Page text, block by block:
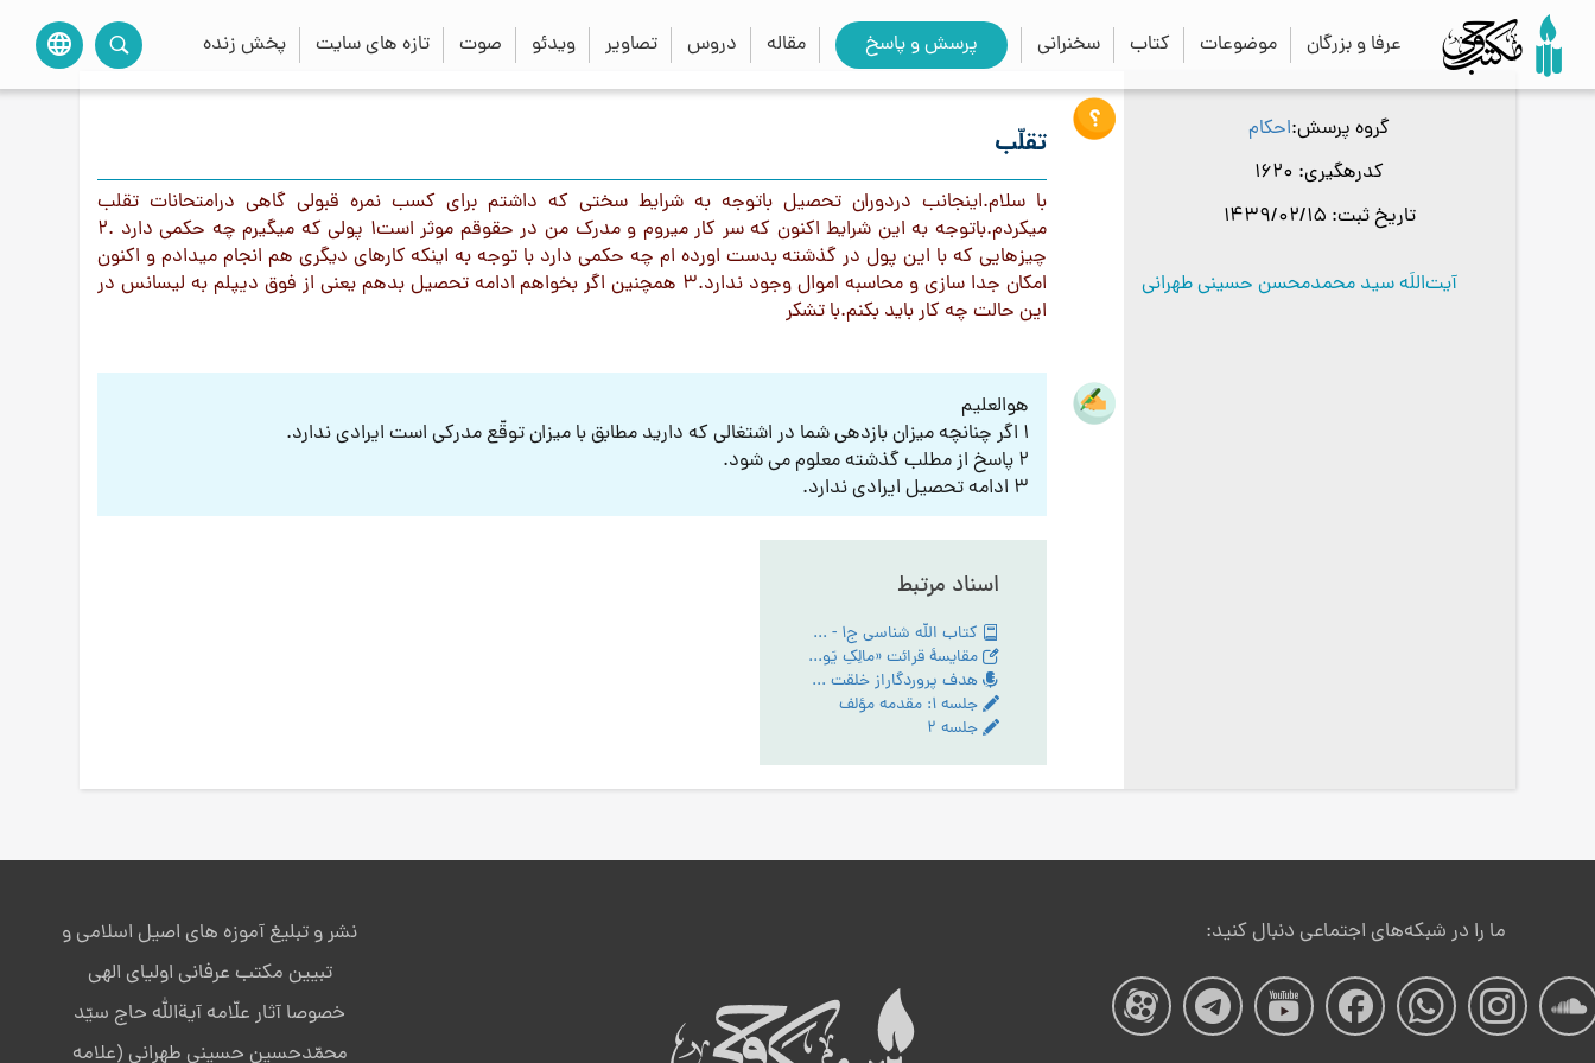
عرفا و بزرگان موضوعات کتاب سخنرانی پرسش و پاسخ مقاله دروس تصاویر ویدئو صوت تازه های سایت پخش زنده language search
close
گروه پرسش احکام
کدرهگیری
تاریخ ثبت
آیت‌اللَه سید محمدمحسن حسینی طهرانی
تقلّب
با سلام.اینجانب دردوران تحصیل باتوجه به شرایط سختی که داشتم برای کسب نمره قبولی گاهی درامتحانات تقلب
میکردم.باتوجه به این شرایط اکنون که سر کار میروم و مدرک من در حقوقم موثر است1 پولی که میگیرم چه حکمی دارد .2
چیزهایی که با این پول در گذشته بدست اورده ام چه حکمی دارد با توجه به اینکه کارهای دیگری هم انجام میدادم و اکنون
امکان جدا سازی و محاسبه اموال وجود ندارد.3 همچنین اگر بخواهم ادامه تحصیل بدهم یعنی از فوق دیپلم به لیسانس در
این حالت چه کار باید بکنم.با تشکر
هوالعلیم
1 اگر چنانچه میزان بازدهی شما در اشتغالی که دارید مطابق با میزان توقّع مدرکی است ایرادی ندارد.
2 پاسخ از مطلب گذشته معلوم می شود.
3 ادامه تحصیل ایرادی ندارد.
اسناد مرتبط
کتاب الله شناسی ج1 - PDF
مقایسۀ قرائت «مالِکِ یَومِ الدّین» و «مَلِکِ یَومِ الدّین» در سورۀ حمد
هدف پروردگاراز خلقت انسان - تبیین مقام عبودیت- آیین رستگاری ج:1
جلسه ۱: مقدمه مؤلف
جلسه ۲
نشر و تبلیغ آموزه های اصیل اسلامی و
تبیین مکتب عرفانی اولیای الهی
خصوصا آثار علّامه آیةالله حاج سیّد
محمّدحسین حسینی طهرانی (علامه
ما را در شبکه‌های اجتماعی دنبال کنید:
صفحهصفحهصفحهصفحهصفحه
صفحهصفحه